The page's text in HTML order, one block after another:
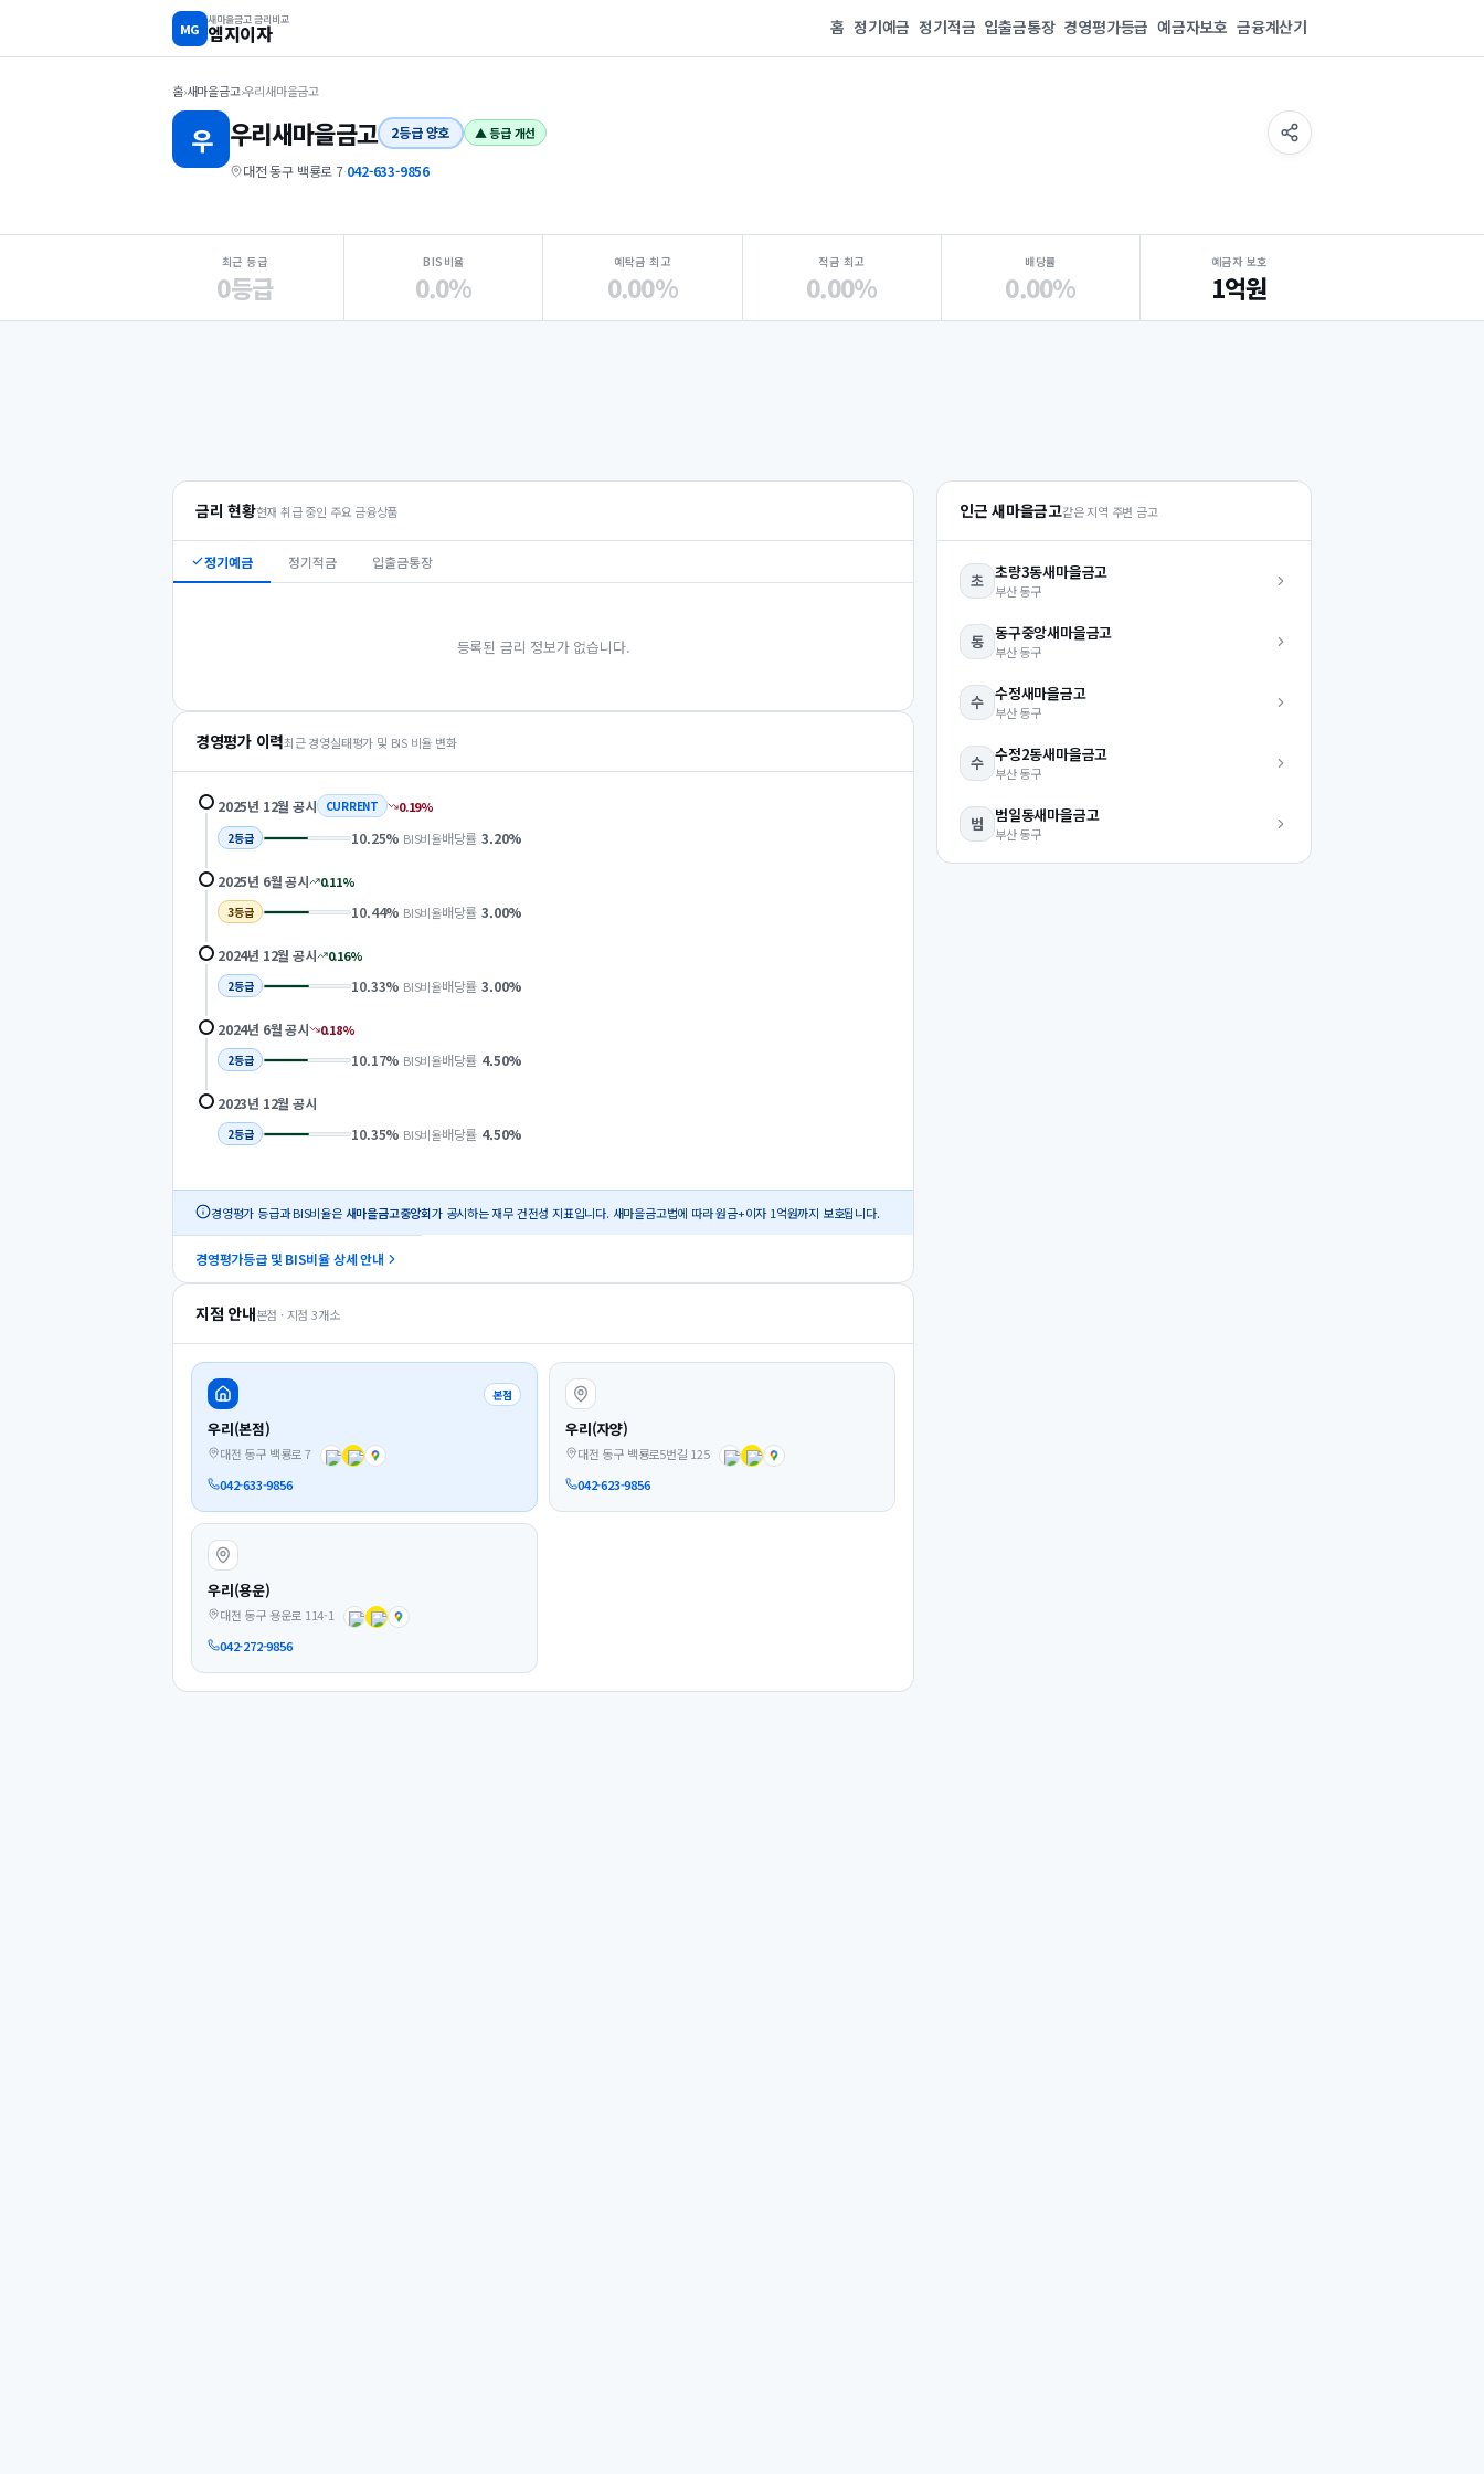
MG
새마을금고 금리비교
엠지이자 홈 정기예금 정기적금 입출금통장 경영평가등급 예금자보호 금융계산기
홈›새마을금고›우리새마을금고
우 우리새마을금고 2등급 양호 ▲ 등급 개선
대전 동구 백룡로 7·042-633-9856
최근 등급
0등급
BIS비율
0.0%
예탁금 최고
0.00%
적금 최고
0.00%
배당률
0.00%
예금자 보호
1억원
금리 현황현재 취급 중인 주요 금융상품
정기예금 정기적금 입출금통장
등록된 금리 정보가 없습니다.
경영평가 이력최근 경영실태평가 및 BIS 비율 변화
2025년 12월 공시 CURRENT 0.19%
2등급 10.25% BIS비율배당률 3.20%
2025년 6월공시 0.11%
3등급 10.44% BIS비율배당률 3.00%
2024년 12월 공시 0.16%
2등급 10.33% BIS비율배당률 3.00%
2024년 6월공시 0.18%
2등급 10.17% BIS비율배당률 4.50%
2023년 12월 공시
2등급 10.35% BIS비율배당률 4.50%
경영평가 등급과 BIS비율은 새마을금고중앙회가 공시하는 재무 건전성 지표입니다. 새마을금고법에 따라 원금+이자 1억원까지 보호됩니다.
경영평가등급 및 BIS비율 상세 안내
지점 안내본점 · 지점 3개소
본점
우리(본점)
대전 동구 백룡로 7
042-633-9856
우리(자양)
대전 동구 백룡로5번길 125
042-623-9856
우리(용운)
대전 동구 용운로 114-1
042-272-9856
인근 새마을금고같은 지역 주변 금고
초 초량3동새마을금고
부산 동구
동 동구중앙새마을금고
부산 동구
수 수정새마을금고
부산 동구
수 수정2동새마을금고
부산 동구
범 범일동새마을금고
부산 동구